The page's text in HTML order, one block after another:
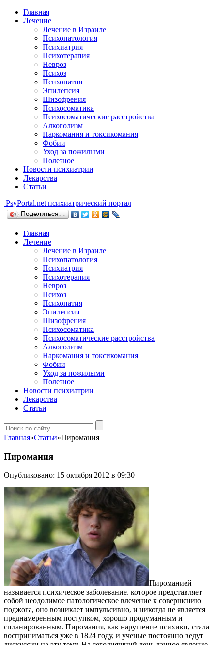
Главная
Лечение
Лечение в Израиле
Психопатология
Психиатрия
Психотерапия
Невроз
Психоз
Психопатия
Эпилепсия
Шизофрения
Психосоматика
Психосоматические расстройства
Алкоголизм
Наркомания и токсикомания
Фобии
Уход за пожилыми
Полезное
Новости психиатрии
Лекарства
Статьи
PsyPortal.net психиатрический портал
Поделиться…
Главная
Лечение
Лечение в Израиле
Психопатология
Психиатрия
Психотерапия
Невроз
Психоз
Психопатия
Эпилепсия
Шизофрения
Психосоматика
Психосоматические расстройства
Алкоголизм
Наркомания и токсикомания
Фобии
Уход за пожилыми
Полезное
Новости психиатрии
Лекарства
Статьи
Главная»Статьи»Пиромания
Пиромания
Опубликовано: 15 октября 2012 в 09:30
Пироманией
называется психическое заболевание, которое представляет
собой неодолимое патологическое влечение к совершению
поджога, оно возникает импульсивно, и никогда не является
преднамеренным поступком, хорошо продуманным и
спланированным. Пиромания, как нарушение психики, стала
восприниматься уже в 1824 году, и ученые постоянно ведут